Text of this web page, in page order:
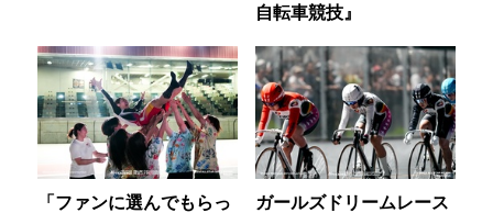
自転車競技』
「ファンに選んでもらっ
ガールズドリームレース